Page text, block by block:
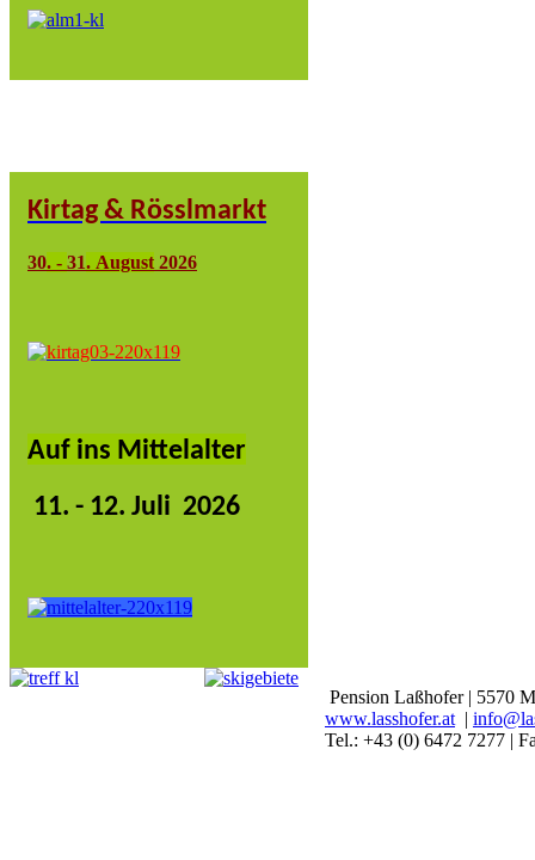
Kirtag & Rösslmarkt
30. - 31. August 2026
Auf ins Mittelalter
11. - 12. Juli 2026
Pension Laßhofer | 5570
www.lasshofer.at |
Tel.: +43 (0) 6472 7277 |